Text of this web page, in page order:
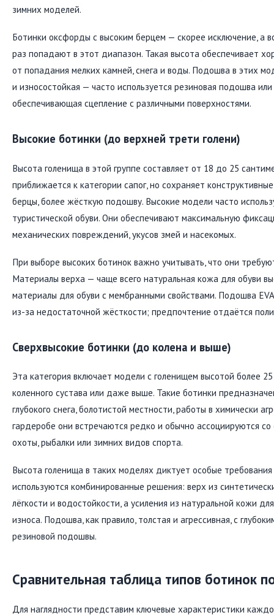
зимних моделей.
Ботинки оксфорды с высоким берцем — скорее исключение, а
раз попадают в этот диапазон. Такая высота обеспечивает
от попадания мелких камней, снега и воды. Подошва в этих
и износостойкая — часто используется резиновая подошва
обеспечивающая сцепление с различными поверхностями.
Высокие ботинки (до верхней трети голени)
Высота голенища в этой группе составляет от 18 до 25
приближается к категории сапог, но сохраняет
берцы, более жёсткую подошву. Высокие модели часто
туристической обуви. Они обеспечивают максимальную
механических повреждений, укусов змей и насекомых.
При выборе высоких ботинок важно учитывать, что они
Материалы верха — чаще всего натуральная кожа для обуви
материалы для обуви с мембранными свойствами. Подошва
из-за недостаточной жёсткости; предпочтение отдаётся
Сверхвысокие ботинки (до колена и выше)
Эта категория включает модели с голенищем высотой более
коленного сустава или даже выше. Такие ботинки
глубокого снега, болотистой местности, работы в химически
гардеробе они встречаются редко и обычно ассоциируются
охоты, рыбалки или зимних видов спорта.
Высота голенища в таких моделях диктует особые
используются комбинированные решения: верх из
лёгкости и водостойкости, а усиления из натуральной кожи
износа. Подошва, как правило, толстая и агрессивная, с
резиновой подошвы.
Сравнительная таблица типов ботинок
Для наглядности представим ключевые характеристики